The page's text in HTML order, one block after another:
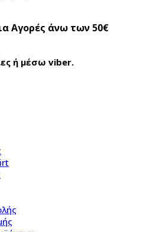
Αγορές άνω των 50€
ή μέσω viber.